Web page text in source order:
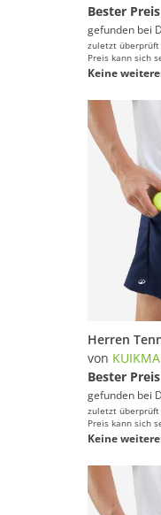
Bester Preis
gefunden bei
zuletzt überprüft
Preis kann sich
Keine
von KUIKMA
Bester Preis
gefunden bei
zuletzt überprüft
Preis kann sich
Keine